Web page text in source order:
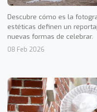
Descubre cómo es la
estéticas definen un
nuevas formas de celebrar.
08 Feb 2026